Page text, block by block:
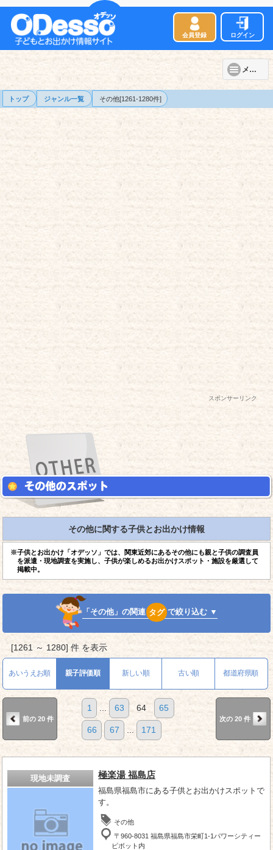
会員登録 ログイン
メニュー
トップ ジャンル一覧 その他[1261-1280件]
スポンサーリンク
その他に関する子供とお出かけ情報
※子供とお出かけ「オデッソ」では、関東近郊にあるその他にも親と子供の調査員
を派遣・現地調査を実施し、子供が楽しめるお出かけスポット・施設を厳選して
掲載中。
「その他」の関連 タグ で絞り込む ▼
[1261 ～ 1280] 件 を表示
あいうえお順 親子評価順 新しい順 古い順 都道府県順
前の 20 件
1 ... 63 64 65
66 67 ... 171
次の 20 件
現地未調査 極楽湯 福島店
福島県福島市にある子供とお出かけスポットで
す。
その他
〒960-8031 福島県福島市栄町1-1パワーシティー
ピボット内